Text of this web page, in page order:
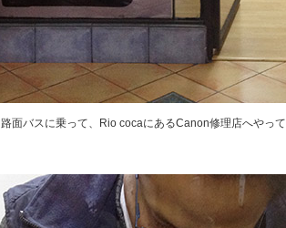
路面バスに乗って、Rio cocaにあるCanon修理店へやって